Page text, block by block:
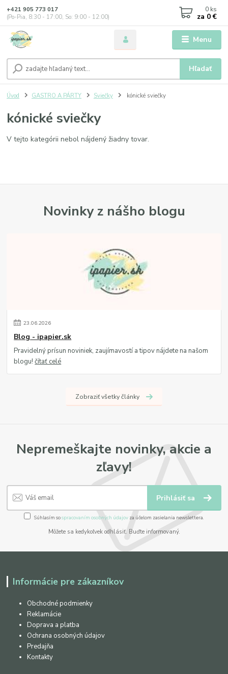
Menu
Hľadať
+421 905 773 017
(Po-Pia, 8:30 - 17:00, So: 9:00 - 12:00)
0 ks
za 0 €
Úvod GASTRO A PÁRTY Sviečky kónické sviečky
kónické sviečky
V tejto kategórii nebol nájdený žiadny tovar.
Novinky z nášho blogu
23.06.2026
Blog - ipapier.sk
Pravidelný prísun noviniek, zaujímavostí a tipov nájdete na našom
blogu!čítať celé
Zobraziť všetky články
Nepremeškajte novinky, akcie a
zľavy!
Prihlásiť sa
Súhlasím sospracovaním osobných údajov za účelom zasielania newslettera.
Môžete sa kedykoľvek odhlásiť. Buďte informovaný.
Informácie pre zákazníkov
Obchodné podmienky
Reklamácie
Doprava a platba
Ochrana osobných údajov
Predajňa
Kontakty